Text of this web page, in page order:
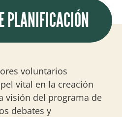
PLANIFICACIÓN
voluntarios
vital en la creación
visión del programa de
debates y